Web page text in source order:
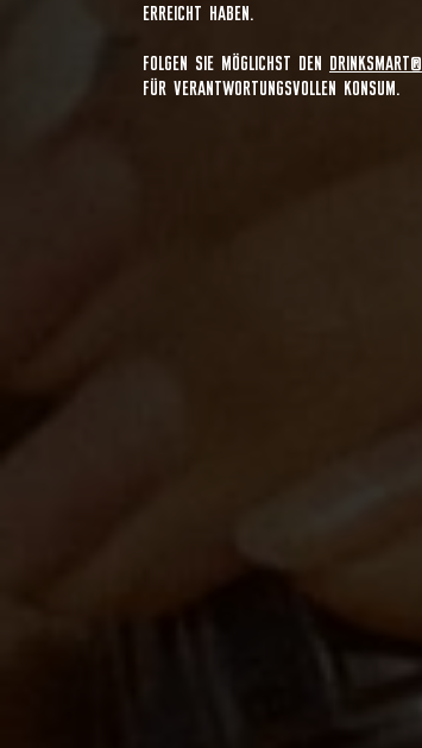
ERREICHT HABEN.
FOLGEN SIE MÖGLICHST DEN DRINKSMART®
FÜR VERANTWORTUNGSVOLLEN KONSUM.